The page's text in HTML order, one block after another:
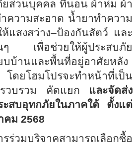
ส่วนบุคคล ที่นอน ผ้าห่ม ผ้า
วามสะอาด น้ำยาทำความ
แสงสว่าง–ป้องกันสัตว์ และ
ๆ เพื่อช่วยให้ผู้ประสบภัย
บบ้านและพื้นที่อยู่อาศัยหลัง
ดยโฮมโปรจะทำหน้าที่เป็น
รวบรวม คัดแยก และจัดส่ง
ะสบอุทกภัยในภาคใต้ ตั้งแต่
คม 2568
ร่วมบริจาคสามารถเลือกซื้อ